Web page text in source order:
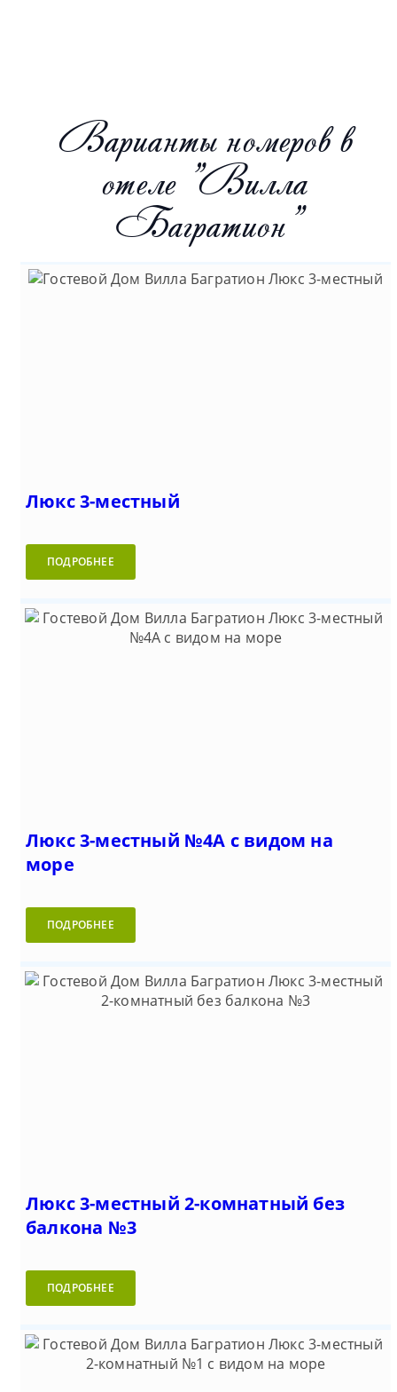
Варианты номеров в
отеле "Вилла
Багратион"
Люкс 3-местный
ПОДРОБНЕЕ
Люкс 3-местный №4А с видом на
море
ПОДРОБНЕЕ
Люкс 3-местный 2-комнатный без
балкона №3
ПОДРОБНЕЕ